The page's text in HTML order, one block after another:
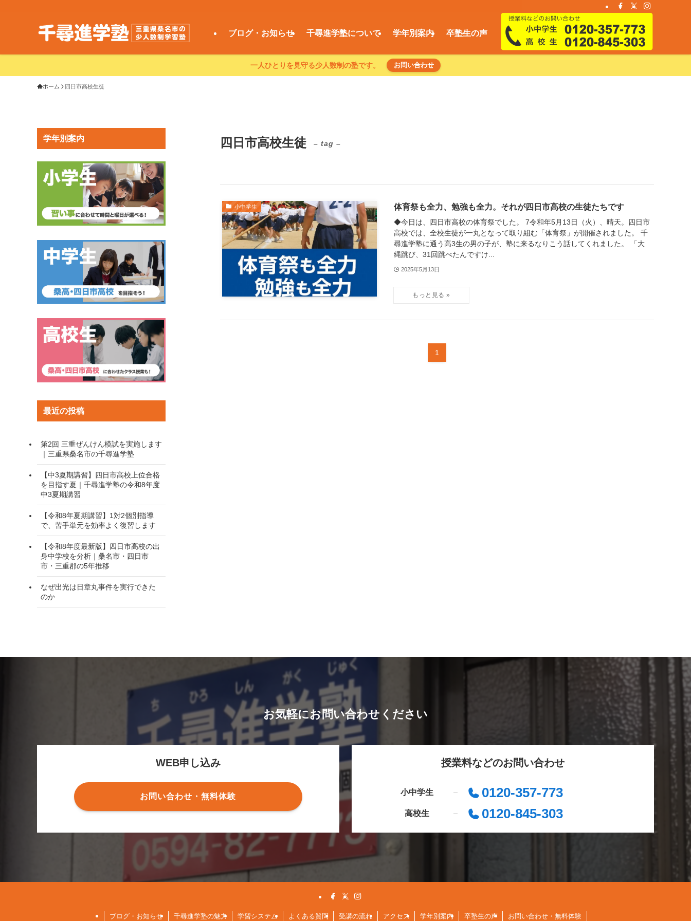
ブログ・お知らせ 千尋進学塾について 学年別案内 卒塾生の声
一人ひとりを見守る少人数制の塾です。 お問い合わせ
ホーム 四日市高校生徒
四日市高校生徒 – tag –
小中学生 体育祭も全力、勉強も全力。それが四日市高校の生徒たちです
◆今日は、四日市高校の体育祭でした。 7令和年5月13日（火）、晴天。四日市
高校では、全校生徒が一丸となって取り組む「体育祭」が開催されました。 千
尋進学塾に通う高3生の男の子が、塾に来るなりこう話してくれました。 「大
縄跳び、31回跳べたんですけ...
2025年5月13日
1
学年別案内
最近の投稿
第2回 三重ぜんけん模試を実施します
｜三重県桑名市の千尋進学塾
【中3夏期講習】四日市高校上位合格
を目指す夏｜千尋進学塾の令和8年度
中3夏期講習
【令和8年夏期講習】1対2個別指導
で、苦手単元を効率よく復習します
【令和8年度最新版】四日市高校の出
身中学校を分析｜桑名市・四日市
市・三重郡の5年推移
なぜ出光は日章丸事件を実行できた
のか
お気軽にお問い合わせください
WEB申し込み
お問い合わせ・無料体験
授業料などのお問い合わせ
小中学生 0120-357-773
高校生 0120-845-303
ブログ・お知らせ 千尋進学塾の魅力 学習システム よくある質問 受講の流れ アクセス 学年別案内 卒塾生の声 お問い合わせ・無料体験